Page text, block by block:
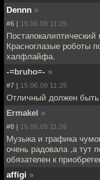
Dennn »
#6 | 15.06.09 11:25
Красноглазые роботы
халфлайфа.
-=bruho=- »
#7 | 15.06.09 11:25
Отличный должен
Ermakel »
#8 | 15.06.09 11:26
Музыка и графика
очень радовала ,а тут
обязателен к
affigi »